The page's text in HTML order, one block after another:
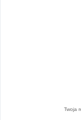
Twoja